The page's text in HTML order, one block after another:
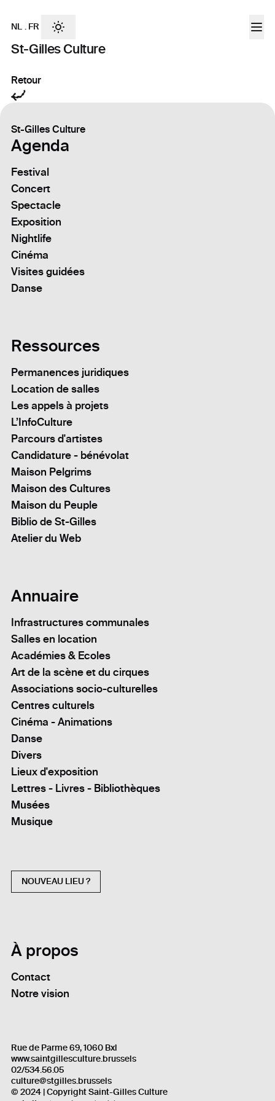
St-Gilles Culture
NL . FR
Retour
St-Gilles Culture
Agenda
Festival
Concert
Spectacle
Exposition
Nightlife
Cinéma
Visites guidées
Danse
Ressources
Permanences juridiques
Location de salles
Les appels à projets
L’InfoCulture
Parcours d'artistes
Candidature - bénévolat
Maison Pelgrims
Maison des Cultures
Maison du Peuple
Biblio de St-Gilles
Atelier du Web
Annuaire
Infrastructures communales
Salles en location
Académies & Ecoles
Art de la scène et du cirques
Associations socio-culturelles
Centres culturels
Cinéma - Animations
Danse
Divers
Lieux d'exposition
Lettres - Livres - Bibliothèques
Musées
Musique
NOUVEAU LIEU ?
À propos
Contact
Notre vision
Rue de Parme 69, 1060 Bxl
www.saintgillesculture.brussels
02/534.56.05
culture@stgilles.brussels
© 2024 | Copyright Saint-Gilles Culture